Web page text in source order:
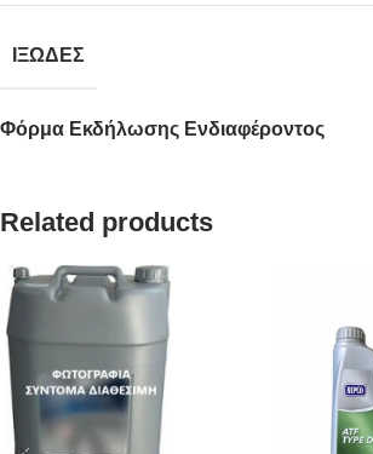
ΙΞΩΔΕΣ
Φόρμα Εκδήλωσης Ενδιαφέροντος
Related products